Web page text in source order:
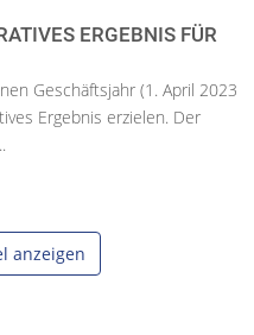
ERGEBNIS FÜR
Geschäftsjahr (1. April 2023
Ergebnis erzielen. Der
anzeigen